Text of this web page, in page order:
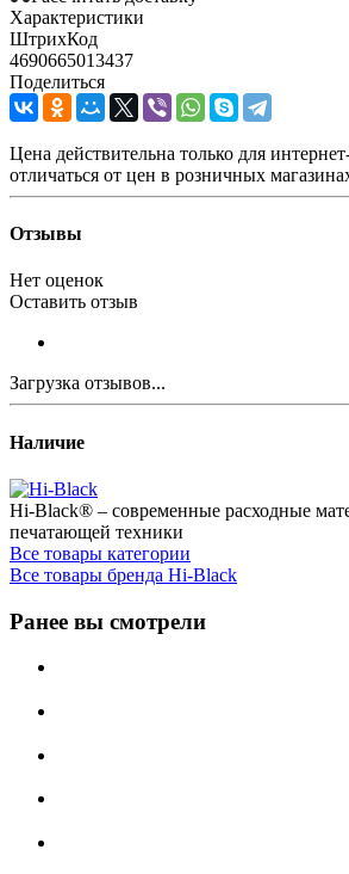
Характеристики
ШтрихКод
4690665013437
Поделиться
Цена действительна только для
отличаться от цен в розничных
Отзывы
Нет оценок
Оставить отзыв
Загрузка отзывов...
Наличие
Hi-Black® – современные расходные
печатающей техники
Все товары категории
Все товары бренда Hi-Black
Ранее вы смотрели